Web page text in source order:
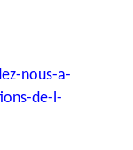
nous-a-
de-l-